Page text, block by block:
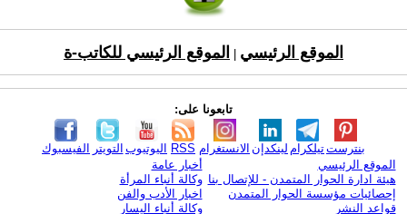
الموقع الرئيسي الموقع الرئيسي للكاتب-ة
تابعونا على:
الفيسبوك التويتر اليوتيوب RSS الانستغرام لينكدإن تيلكرامبنترست
الموقع الرئيسي
هيئة ادارة الحوار المتمدن - للإتصال بنا
إحصائيات مؤسسة الحوار المتمدن
قواعد النشر
أخبار عامة
وكالة أنباء المرأة
اخبار الأدب والفن
وكالة أنباء اليسار